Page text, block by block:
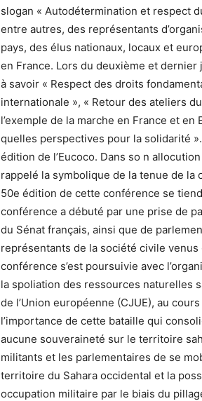
slogan « Autodétermination et respect
entre autres, des représentants
pays, des élus nationaux, locaux et
en France. Lors du deuxième et dernier
à savoir « Respect des droits
internationale », « Retour des ateliers
l’exemple de la marche en France et
quelles perspectives pour la solidarité
édition de l’Eucoco. Dans so n
rappelé la symbolique de la tenue de la
50e édition de cette conférence se
conférence a débuté par une prise de
du Sénat français, ainsi que de
représentants de la société civile venus
conférence s’est poursuivie avec
la spoliation des ressources naturelles
de l’Union européenne (CJUE), au
l’importance de cette bataille qui
aucune souveraineté sur le territoire
militants et les parlementaires de se
territoire du Sahara occidental et la
occupation militaire par le biais du